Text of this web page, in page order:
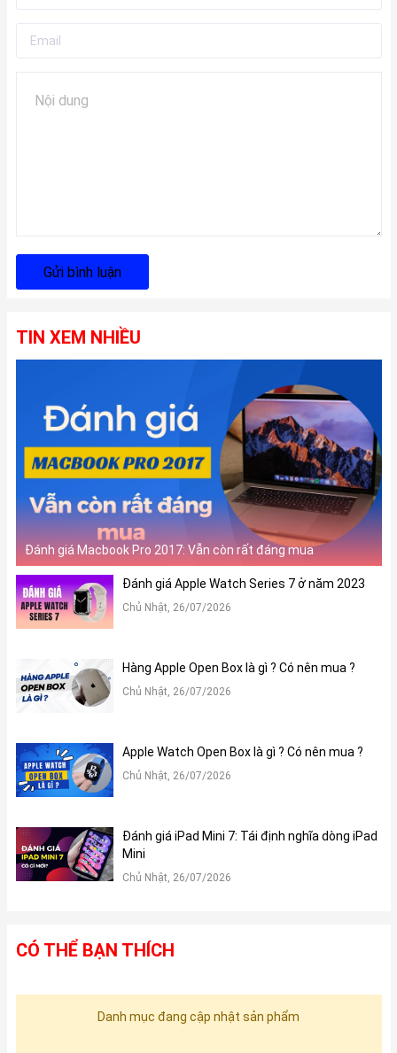
Gửi bình luận
TIN XEM NHIỀU
Đánh giá Macbook Pro 2017: Vẫn còn rất đáng mua
Đánh giá Apple Watch Series 7 ở năm 2023
Chủ Nhật, 26/07/2026
Hàng Apple Open Box là gì ? Có nên mua ?
Chủ Nhật, 26/07/2026
Apple Watch Open Box là gì ? Có nên mua ?
Chủ Nhật, 26/07/2026
Đánh giá iPad Mini 7: Tái định nghĩa dòng iPad
Mini
Chủ Nhật, 26/07/2026
CÓ THỂ BẠN THÍCH
Danh mục đang cập nhật sản phẩm